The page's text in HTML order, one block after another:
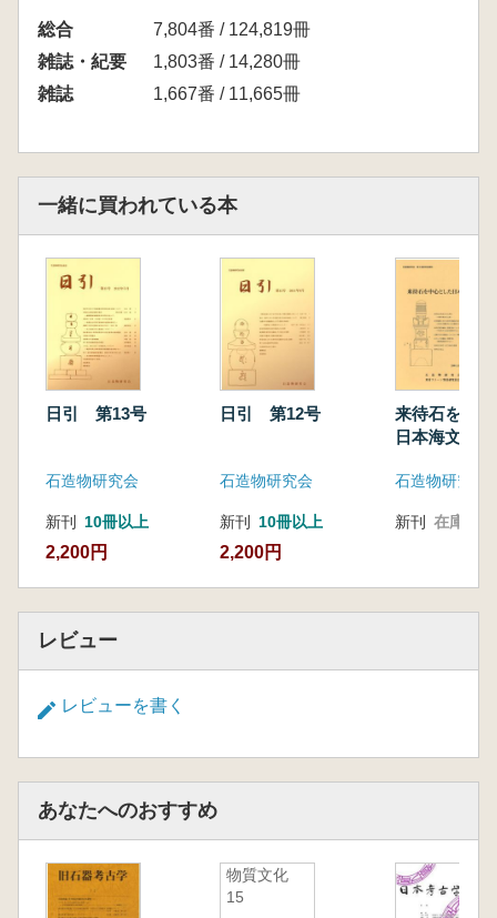
総合
7,804番 / 124,819冊
雑誌・紀要
1,803番 / 14,280冊
雑誌
1,667番 / 11,665冊
一緒に買われている本
日引 第13号
石造物研究会
新刊 10冊以上
2,200円
日引 第12号
石造物研究会
新刊 10冊以上
2,200円
来待石を中
日本海文化
石造物研究会
新刊 在庫なし
レビュー
レビューを書く
あなたへのおすすめ
物質文化
15